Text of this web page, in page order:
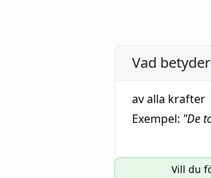
Vad betyder
av alla krafter
Exempel: "De
Vill du